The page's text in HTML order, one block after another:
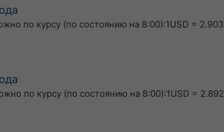
по курсу (по состоянию на 8:00):1USD = 2.903
по курсу (по состоянию на 8:00):1USD = 2.892